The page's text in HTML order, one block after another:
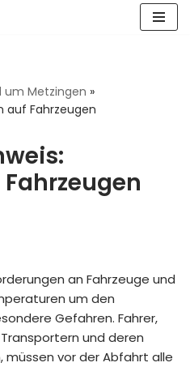
um Metzingen »
auf Fahrzeugen
an Fahrzeuge und
um den
Gefahren. Fahrer,
und deren
müssen vor der Abfahrt alle